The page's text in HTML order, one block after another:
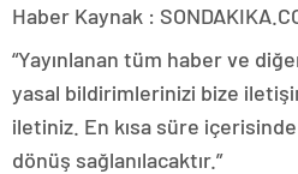
Haber Kaynak :
“Yayınlanan tüm haber ve
yasal bildirimlerinizi bize
iletiniz. En kısa süre
dönüş sağlanılacaktır.”